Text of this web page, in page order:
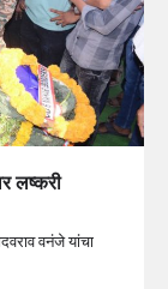
लष्करी
वनंजे यांचा